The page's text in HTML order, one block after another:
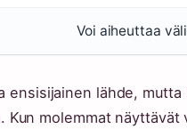
Voi aiheuttaa
ensisijainen lähde,
Kun molemmat